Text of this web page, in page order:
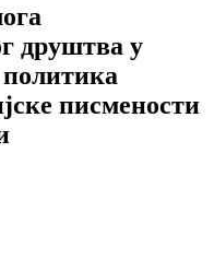
друштва у
политика
писмености